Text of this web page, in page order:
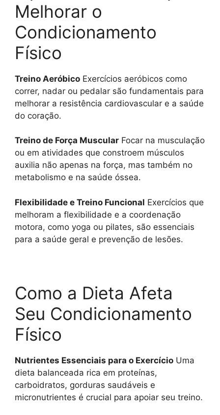
Melhorar o
Condicionamento
Físico
Treino Aeróbico Exercícios aeróbicos como
correr, nadar ou pedalar são fundamentais para
melhorar a resistência cardiovascular e a saúde
do coração.
Treino de Força Muscular Focar na musculação
ou em atividades que constroem músculos
auxilia não apenas na força, mas também no
metabolismo e na saúde óssea.
Flexibilidade e Treino Funcional Exercícios que
melhoram a flexibilidade e a coordenação
motora, como yoga ou pilates, são essenciais
para a saúde geral e prevenção de lesões.
Como a Dieta Afeta
Seu Condicionamento
Físico
Nutrientes Essenciais para o Exercício Uma
dieta balanceada rica em proteínas,
carboidratos, gorduras saudáveis e
micronutrientes é crucial para apoiar seu treino.